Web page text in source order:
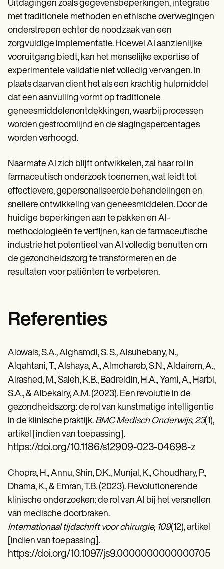
Uitdagingen zoals gegevensbeperkingen, integratie
met traditionele methoden en ethische overwegingen
onderstrepen echter de noodzaak van een
zorgvuldige implementatie. Hoewel AI aanzienlijke
vooruitgang biedt, kan het menselijke expertise of
experimentele validatie niet volledig vervangen. In
plaats daarvan dient het als een krachtig hulpmiddel
dat een aanvulling vormt op traditionele
geneesmiddelenontdekkingen, waarbij processen
worden gestroomlijnd en de slagingspercentages
worden verhoogd.
Naarmate AI zich blijft ontwikkelen, zal haar rol in
farmaceutisch onderzoek toenemen, wat leidt tot
effectievere, gepersonaliseerde behandelingen en
snellere ontwikkeling van geneesmiddelen. Door de
huidige beperkingen aan te pakken en AI-
methodologieën te verfijnen, kan de farmaceutische
industrie het potentieel van AI volledig benutten om
de gezondheidszorg te transformeren en de
resultaten voor patiënten te verbeteren.
Referenties
Alowais, S.A., Alghamdi, S. S., Alsuhebany, N.,
Alqahtani, T., Alshaya, A., Almohareb, S.N., Aldairem, A.,
Alrashed, M., Saleh, K.B., Badreldin, H.A., Yami, A., Harbi,
S.A., & Albekairy, A.M. (2023). Een revolutie in de
gezondheidszorg: de rol van kunstmatige intelligentie
in de klinische praktijk. BMC Medisch Onderwijs, 23(1),
artikel [indien van toepassing].
https://doi.org/10.1186/s12909-023-04698-z
Chopra, H., Annu, Shin, D.K., Munjal, K., Choudhary, P.,
Dhama, K., & Emran, T.B. (2023). Revolutionerende
klinische onderzoeken: de rol van AI bij het versnellen
van medische doorbraken.
Internationaal tijdschrift voor chirurgie, 109(12), artikel
[indien van toepassing].
https://doi.org/10.1097/js9.0000000000000705